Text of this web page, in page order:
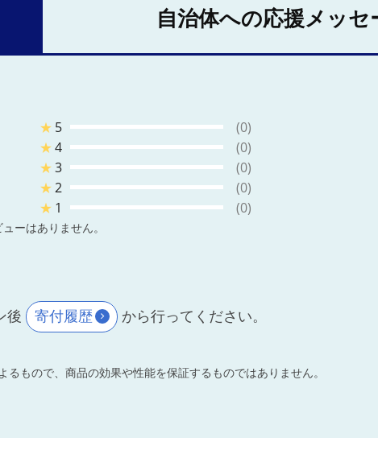
自治体への応援メッセ
★ 5
(0)
★4
(0)
★3
(0)
★2
(0)
★ 1 (0)
ューはありません。
後 寄付履歴 から行ってください。
もので、商品の効果や性能を保証するものではありません。